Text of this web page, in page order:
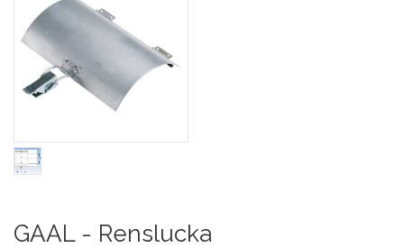
GAAL - Renslucka